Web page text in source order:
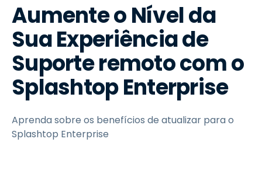
Aumente o Nível da
Sua Experiência de
Suporte remoto com o
Splashtop Enterprise
Aprenda sobre os benefícios de atualizar para o
Splashtop Enterprise